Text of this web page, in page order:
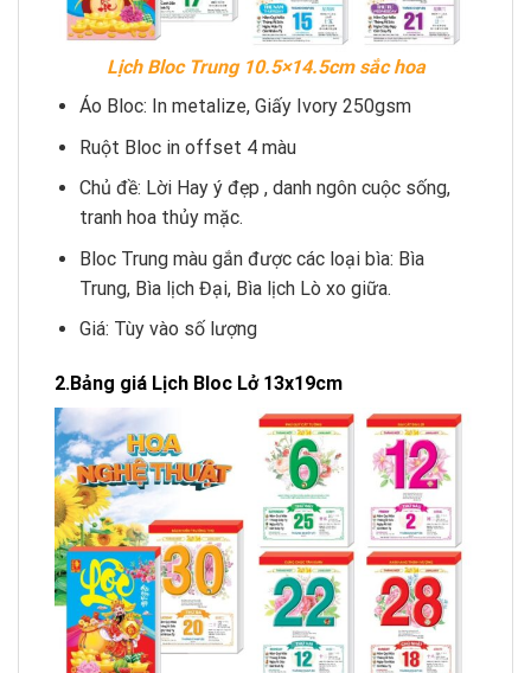
Lịch Bloc Trung 10.5×14.5cm sắc hoa
Áo Bloc: In metalize, Giấy Ivory 250gsm
Ruột Bloc in offset 4 màu
Chủ đề: Lời Hay ý đẹp , danh ngôn cuộc sống,
tranh hoa thủy mặc.
Bloc Trung màu gắn được các loại bìa: Bìa
Trung, Bìa lịch Đại, Bìa lịch Lò xo giữa.
Giá: Tùy vào số lượng
2.Bảng giá Lịch Bloc Lở 13x19cm